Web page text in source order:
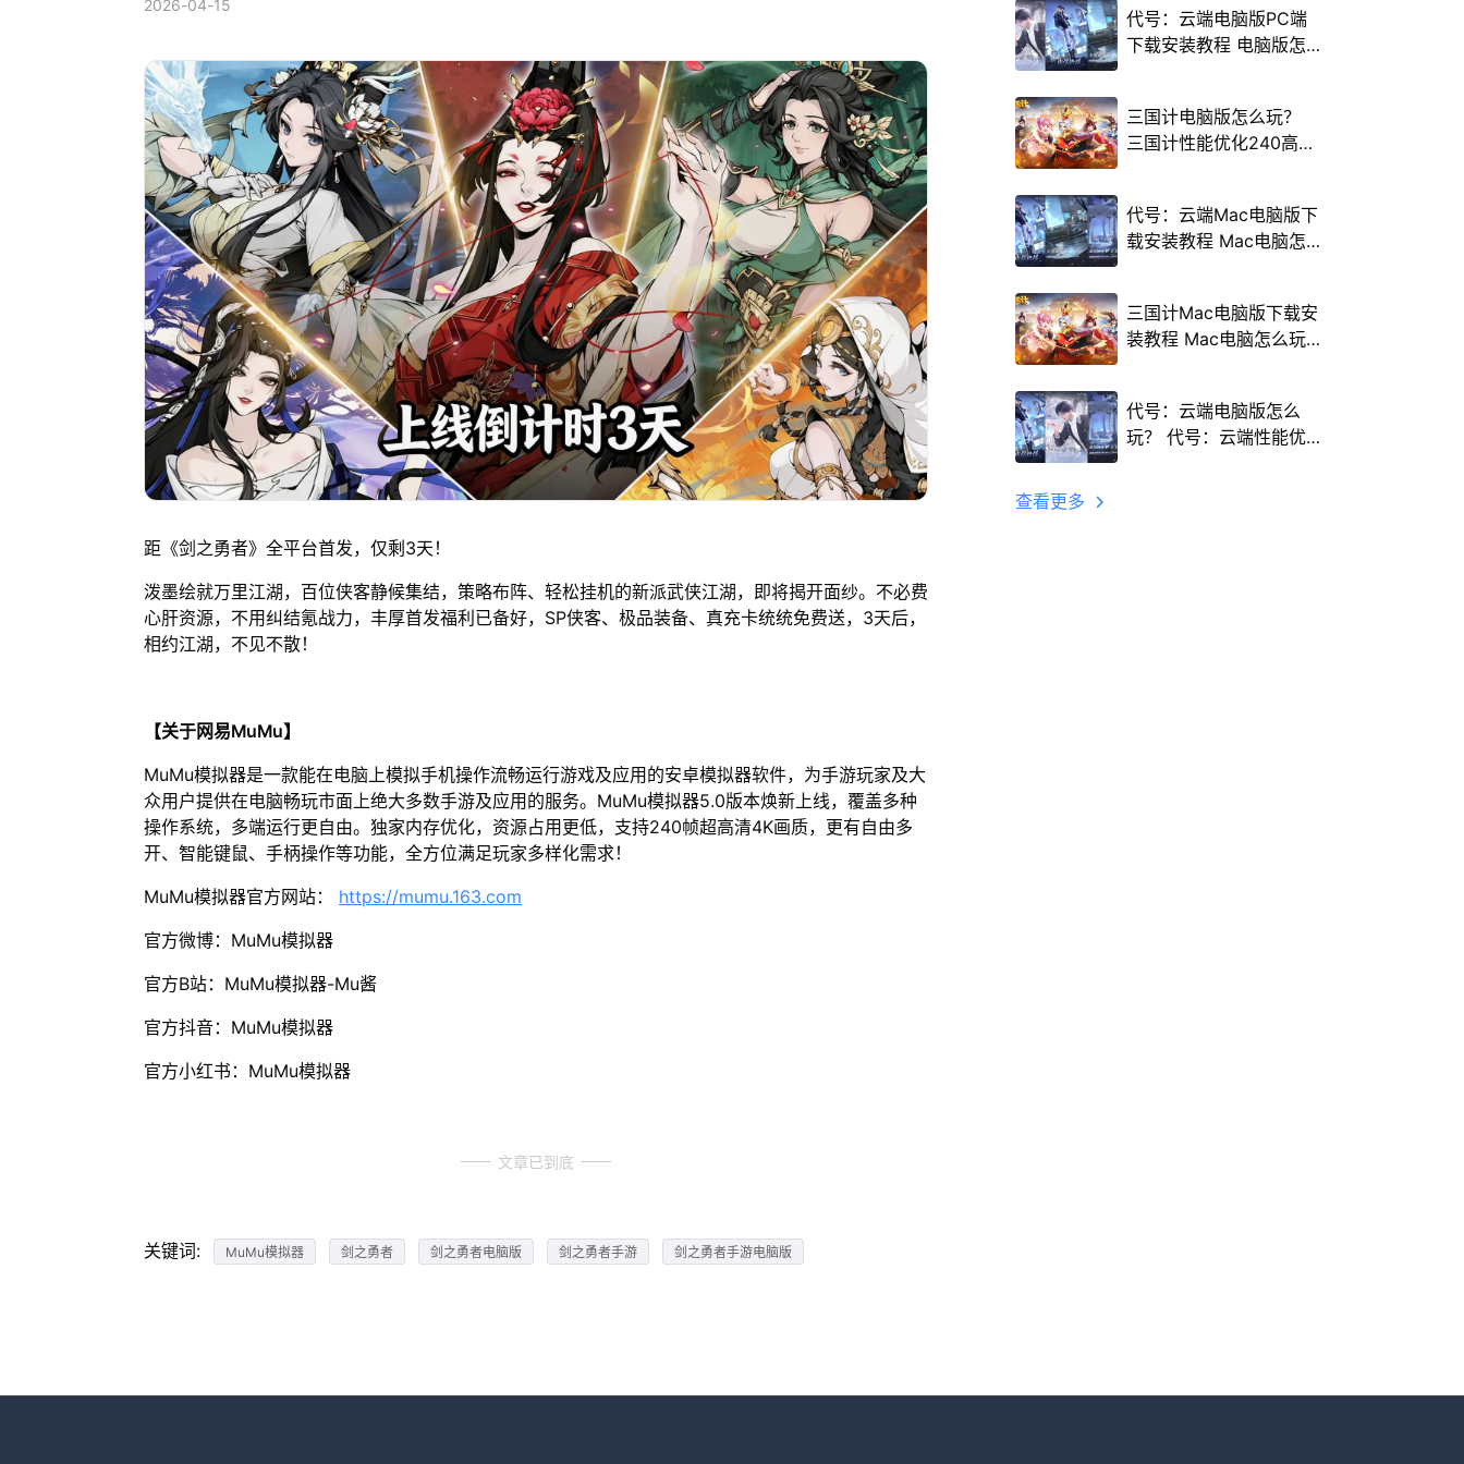
2026-04-15
距《剑之勇者》全平台首发，仅剩3天！
泼墨绘就万里江湖，百位侠客静候集结，策略布阵、轻松挂机的新派武侠江湖，即将揭开面纱。不必费
心肝资源，不用纠结氪战力，丰厚首发福利已备好，SP侠客、极品装备、真充卡统统免费送，3天后，
相约江湖，不见不散！
【关于网易MuMu】
MuMu模拟器是一款能在电脑上模拟手机操作流畅运行游戏及应用的安卓模拟器软件，为手游玩家及大
众用户提供在电脑畅玩市面上绝大多数手游及应用的服务。MuMu模拟器5.0版本焕新上线，覆盖多种
操作系统，多端运行更自由。独家内存优化，资源占用更低，支持240帧超高清4K画质，更有自由多
开、智能键鼠、手柄操作等功能，全方位满足玩家多样化需求！
MuMu模拟器官方网站： https://mumu.163.com
官方微博：MuMu模拟器
官方B站：MuMu模拟器-Mu酱
官方抖音：MuMu模拟器
官方小红书：MuMu模拟器
文章已到底
关键词: MuMu模拟器 剑之勇者 剑之勇者电脑版 剑之勇者手游 剑之勇者手游电脑版
代号：云端电脑版PC端
下载安装教程 电脑版怎
三国计电脑版怎么玩？
三国计性能优化240高帧
代号：云端Mac电脑版下
载安装教程 Mac电脑怎
三国计Mac电脑版下载安
装教程 Mac电脑怎么玩
代号：云端电脑版怎么
玩？ 代号：云端性能优
查看更多